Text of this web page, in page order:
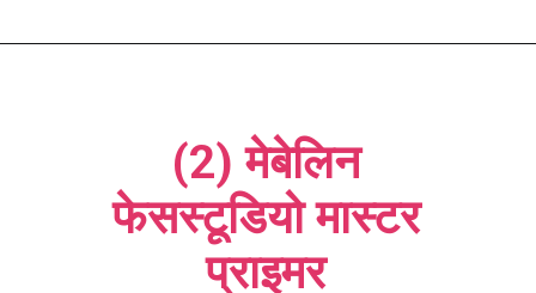
(2) मेबेलिन
फेसस्टूडियो मास्टर
प्राइमर